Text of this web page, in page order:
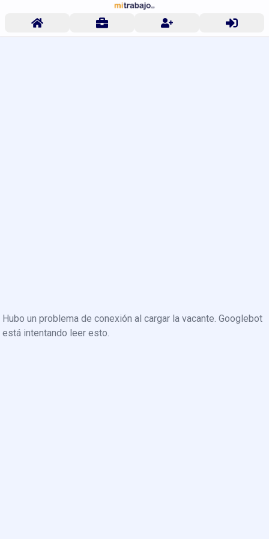
Hubo un problema de conexión al cargar la vacante. Googlebot
está intentando leer esto.